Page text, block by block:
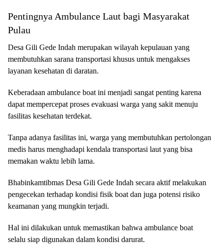
Pentingnya Ambulance Laut bagi Masyarakat
Pulau
Desa Gili Gede Indah merupakan wilayah kepulauan yang
membutuhkan sarana transportasi khusus untuk mengakses
layanan kesehatan di daratan.
Keberadaan ambulance boat ini menjadi sangat penting karena
dapat mempercepat proses evakuasi warga yang sakit menuju
fasilitas kesehatan terdekat.
Tanpa adanya fasilitas ini, warga yang membutuhkan pertolongan
medis harus menghadapi kendala transportasi laut yang bisa
memakan waktu lebih lama.
Bhabinkamtibmas Desa Gili Gede Indah secara aktif melakukan
pengecekan terhadap kondisi fisik boat dan juga potensi risiko
keamanan yang mungkin terjadi.
Hal ini dilakukan untuk memastikan bahwa ambulance boat
selalu siap digunakan dalam kondisi darurat.